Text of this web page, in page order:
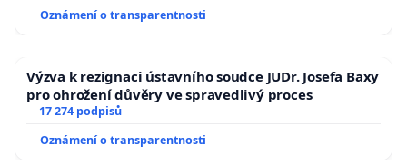
Oznámení o transparentnosti
Výzva k rezignaci ústavního soudce JUDr. Josefa Baxy
pro ohrožení důvěry ve spravedlivý proces
17 274 podpisů
Oznámení o transparentnosti